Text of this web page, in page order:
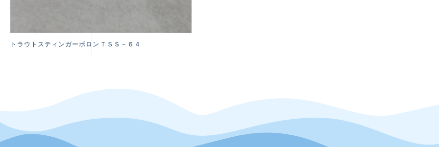
トラウトスティンガーボロンＴＳＳ－６４